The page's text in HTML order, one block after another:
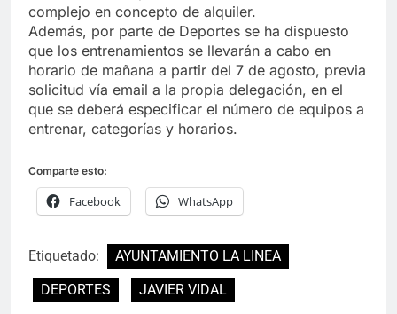
complejo en concepto de alquiler.
Además, por parte de Deportes se ha dispuesto
que los entrenamientos se llevarán a cabo en
horario de mañana a partir del 7 de agosto, previa
solicitud vía email a la propia delegación, en el
que se deberá especificar el número de equipos a
entrenar, categorías y horarios.
Comparte esto:
Facebook WhatsApp
Etiquetado:
AYUNTAMIENTO LA LINEA
DEPORTES
JAVIER VIDAL